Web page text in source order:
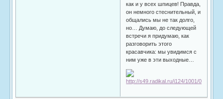
как и у всех шпицев! Правда,
он немного стеснительный, и
общались мы не так долго,
но… Думаю, до следующей
встречи я придумаю, как
разговорить этого
красавчика: мы увидимся с
ним уже в эти выходные…